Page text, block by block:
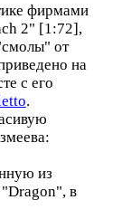
фирмами
2" [1:72],
от
на
с его
.
из
в